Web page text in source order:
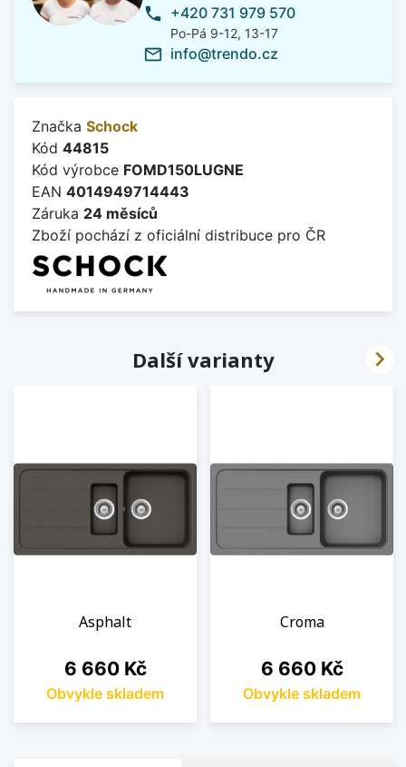
phone +420 731 979 570
Po-Pá 9-12, 13-17
mail_outline info@trendo.cz
Značka Schock
Kód 44815
Kód výrobce FOMD150LUGNE
EAN 4014949714443
Záruka 24 měsíců
Zboží pochází z oficiální distribuce pro ČR
Další varianty
Asphalt
Cena
6 660 Kč
Obvykle skladem
Croma
Cena
6 660 Kč
Obvykle skladem
